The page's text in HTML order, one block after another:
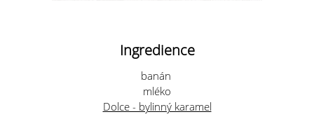
Ingredience
banán
mléko
Dolce - bylinný karamel